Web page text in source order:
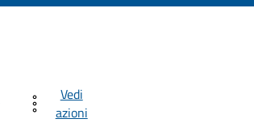
Vedi
azioni